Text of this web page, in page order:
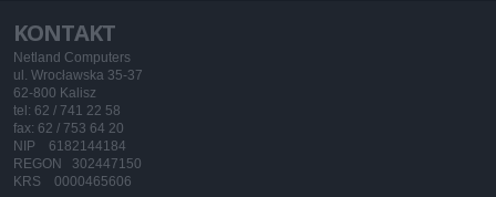
KONTAKT
Netland Computers
ul. Wrocławska 35-37
62-800 Kalisz
tel: 62 / 741 22 58
fax: 62 / 753 64 20
NIP 6182144184
REGON 302447150
KRS 0000465606